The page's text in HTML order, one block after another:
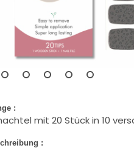
:
mit 20 Stück in 10
: